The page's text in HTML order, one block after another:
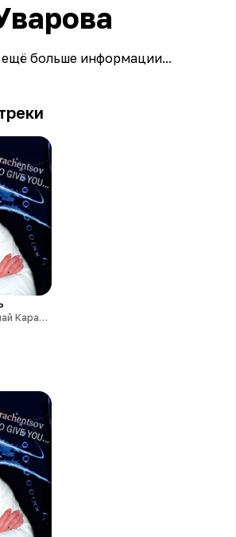
больше информации...
Ирина Уварова, Николай Караченцов